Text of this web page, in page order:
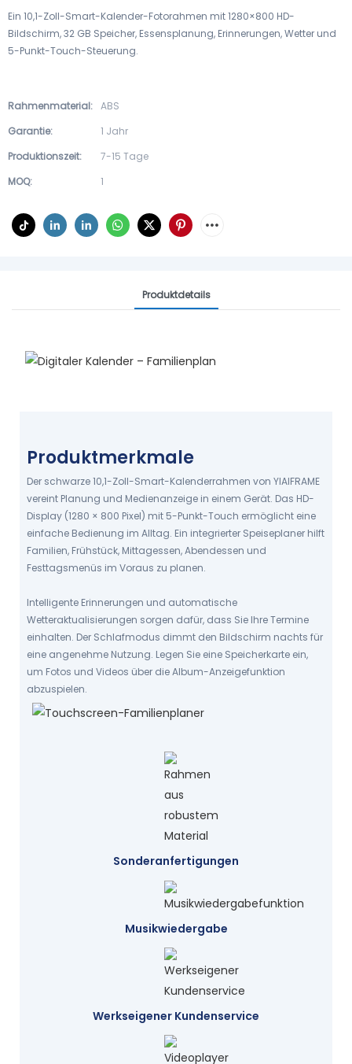
Ein 10,1-Zoll-Smart-Kalender-Fotorahmen mit 1280×800 HD-
Bildschirm, 32 GB Speicher, Essensplanung, Erinnerungen, Wetter und
5-Punkt-Touch-Steuerung.
Rahmenmaterial: ABS
Garantie:
1 Jahr
Produktionszeit:
7-15 Tage
MOQ:
1
Produktdetails
Fotos und Videos abspielen
DIGITALER KALENDER – FARBEN UND
AUFGABEN ZUWEISEN
Produktmerkmale
Der schwarze 10,1-Zoll-Smart-Kalenderrahmen von YIAIFRAME
vereint Planung und Medienanzeige in einem Gerät. Das HD-
Display (1280 × 800 Pixel) mit 5-Punkt-Touch ermöglicht eine
einfache Bedienung im Alltag. Ein integrierter Speiseplaner hilft
Familien, Frühstück, Mittagessen, Abendessen und
Festtagsmenüs im Voraus zu planen.
Intelligente Erinnerungen und automatische
Wetteraktualisierungen sorgen dafür, dass Sie Ihre Termine
einhalten. Der Schlafmodus dimmt den Bildschirm nachts für
eine angenehme Nutzung. Legen Sie eine Speicherkarte ein,
um Fotos und Videos über die Album-Anzeigefunktion
abzuspielen.
Sonderanfertigungen
Musikwiedergabe
Werkseigener Kundenservice